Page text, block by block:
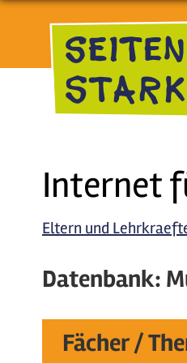
Direkt zum Inhalt
Internet
Eltern und
Datenbank:
Fächer /